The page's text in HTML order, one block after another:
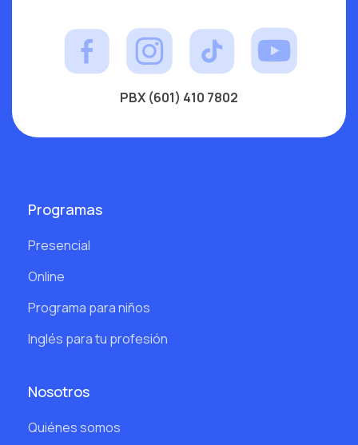
PBX (601) 410 7802
Programas
Presencial
Online
Programa para niños
Inglés para tu profesión
Nosotros
Quiénes somos